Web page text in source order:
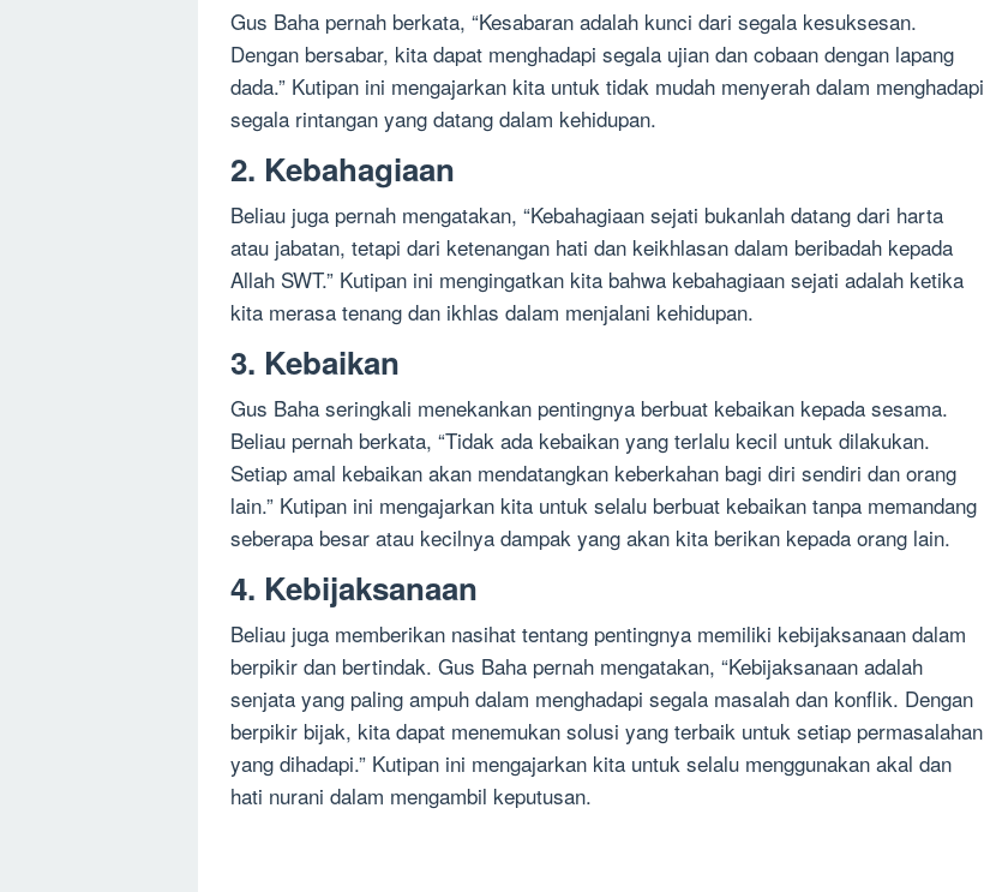
Gus Baha pernah berkata, “Kesabaran adalah kunci dari segala kesuksesan.
Dengan bersabar, kita dapat menghadapi segala ujian dan cobaan dengan lapang
dada.” Kutipan ini mengajarkan kita untuk tidak mudah menyerah dalam menghadapi
segala rintangan yang datang dalam kehidupan.
2. Kebahagiaan
Beliau juga pernah mengatakan, “Kebahagiaan sejati bukanlah datang dari harta
atau jabatan, tetapi dari ketenangan hati dan keikhlasan dalam beribadah kepada
Allah SWT.” Kutipan ini mengingatkan kita bahwa kebahagiaan sejati adalah ketika
kita merasa tenang dan ikhlas dalam menjalani kehidupan.
3. Kebaikan
Gus Baha seringkali menekankan pentingnya berbuat kebaikan kepada sesama.
Beliau pernah berkata, “Tidak ada kebaikan yang terlalu kecil untuk dilakukan.
Setiap amal kebaikan akan mendatangkan keberkahan bagi diri sendiri dan orang
lain.” Kutipan ini mengajarkan kita untuk selalu berbuat kebaikan tanpa memandang
seberapa besar atau kecilnya dampak yang akan kita berikan kepada orang lain.
4. Kebijaksanaan
Beliau juga memberikan nasihat tentang pentingnya memiliki kebijaksanaan dalam
berpikir dan bertindak. Gus Baha pernah mengatakan, “Kebijaksanaan adalah
senjata yang paling ampuh dalam menghadapi segala masalah dan konflik. Dengan
berpikir bijak, kita dapat menemukan solusi yang terbaik untuk setiap permasalahan
yang dihadapi.” Kutipan ini mengajarkan kita untuk selalu menggunakan akal dan
hati nurani dalam mengambil keputusan.